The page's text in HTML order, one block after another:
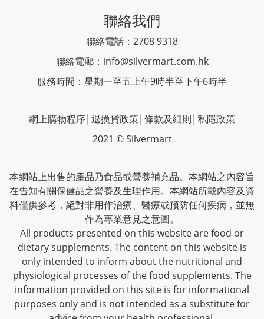
聯絡我們
聯絡電話：2708 9318
聯絡電郵： info@silvermart.com.hk
服務時間：星期一至五上午9時半至下午6時半
網上購物程序 退換貨政策 條款及細則 私隱政策
2021 © Silvermart
本網站上出售的產品乃食品或營養補充品。本網站之內容旨
在告知有關保健品之營養及生理作用。本網站所載內容及資
料僅供參考，絕對非用作治療、醫療或預防任何疾病，並無
作為專業意見之意圖。
All products presented on this website are food or
dietary supplements. The content on this website is
only intended to inform about the nutritional and
physiological processes of the food supplements. The
information provided on this site is for informational
purposes only and is not intended as a substitute for